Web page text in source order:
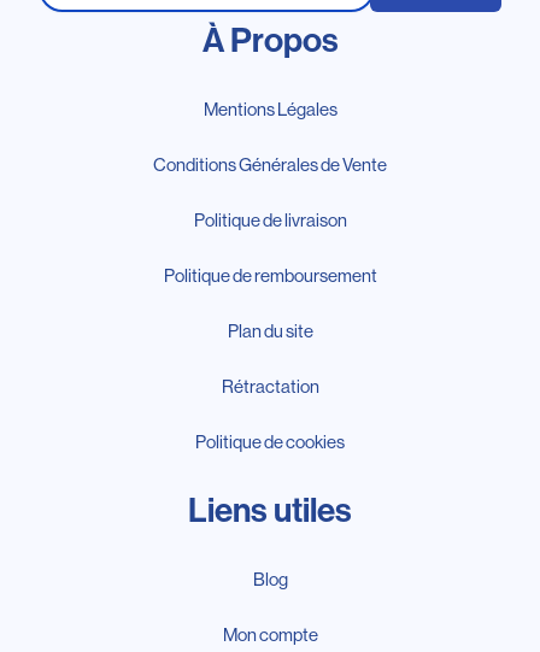
À Propos
Mentions Légales
Conditions Générales de Vente
Politique de livraison
Politique de remboursement
Plan du site
Rétractation
Politique de cookies
Liens utiles
Blog
Mon compte